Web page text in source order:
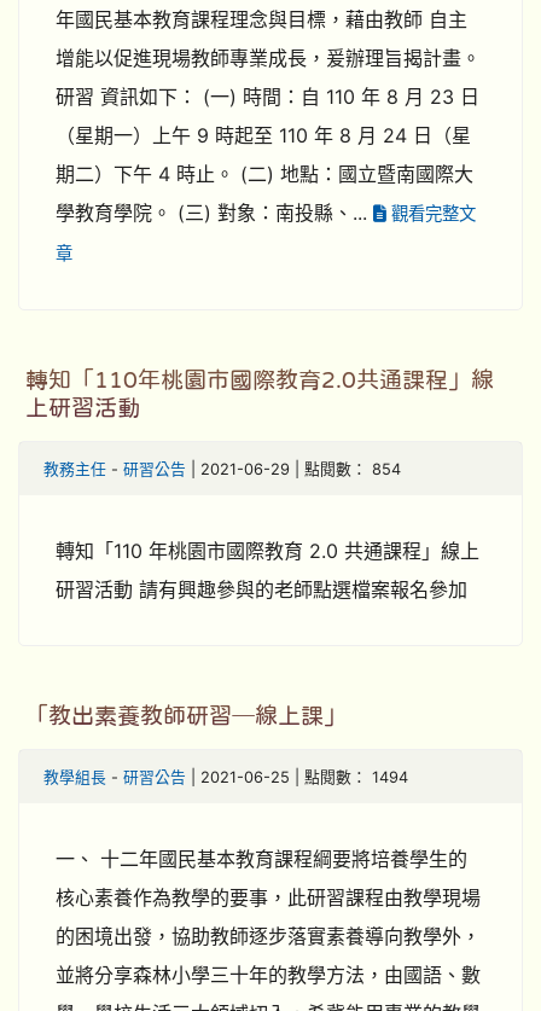
年國民基本教育課程理念與目標，藉由教師 自主
增能以促進現場教師專業成長，爰辦理旨揭計畫。
研習 資訊如下： (一) 時間：自 110 年 8 月 23 日
（星期一）上午 9 時起至 110 年 8 月 24 日（星
期二）下午 4 時止。 (二) 地點：國立暨南國際大
學教育學院。 (三) 對象：南投縣、...
觀看完整文
章
轉知「110年桃園市國際教育2.0共通課程」線
上研習活動
教務主任 - 研習公告 | 2021-06-29 | 點閱數： 854
轉知「110 年桃園市國際教育 2.0 共通課程」線上
研習活動 請有興趣參與的老師點選檔案報名參加
「教出素養教師研習─線上課」
教學組長 - 研習公告 | 2021-06-25 | 點閱數： 1494
一、 十二年國民基本教育課程綱要將培養學生的
核心素養作為教學的要事，此研習課程由教學現場
的困境出發，協助教師逐步落實素養導向教學外，
並將分享森林小學三十年的教學方法，由國語、數